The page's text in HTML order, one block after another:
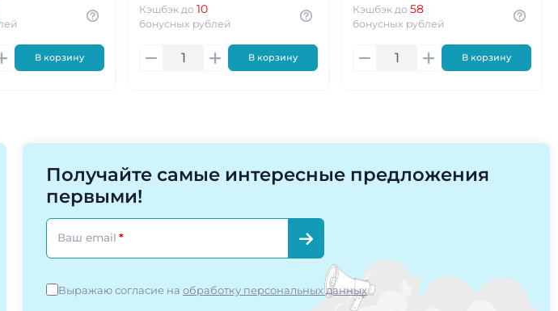
В корзину
Кэшбэк до 10
бонусных рублей
В корзину
Кэшбэк до 58
бонусных рублей
В корзину
Получайте самые интересные предложения
первыми!
Ваш email
Выражаю согласие на обработку персональных данных